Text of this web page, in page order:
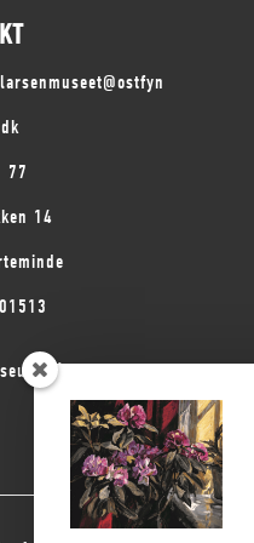
77
14
på Fyn